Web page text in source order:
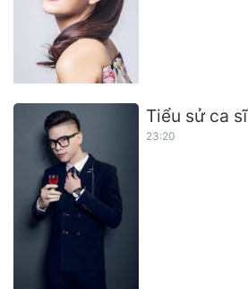
Tiểu sử ca
23:20